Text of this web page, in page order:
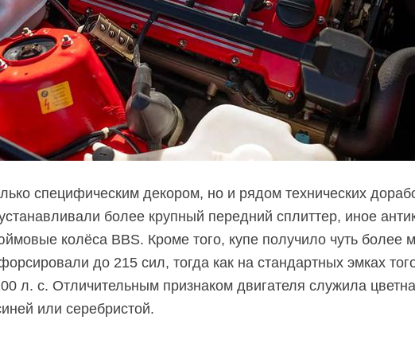
специфическим декором, но и рядом технических
более крупный передний сплиттер, иное
колёса BBS. Кроме того, купе получило чуть более
до 215 сил, тогда как на стандартных эмках
л. с. Отличительным признаком двигателя служила
или серебристой.